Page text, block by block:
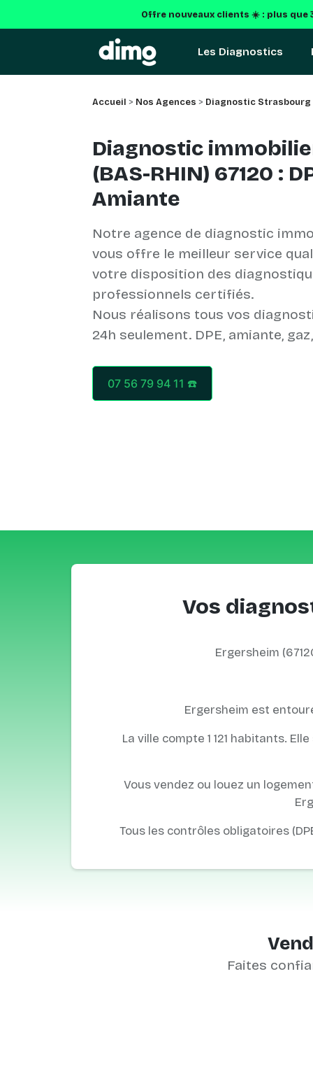
Offre nouveaux clients ☀️ : plus que
Les Diagnostics
Accueil > Nos Agences > Diagnostic Strasbourg
Diagnostic
(BAS-RHIN) 67120 :
Amiante
Notre agence de diagnostic
vous offre le meilleur service
votre disposition des
professionnels certifiés.
Nous réalisons tous vos
07 56 79 94 11 ☎️
Vos
Ergersheim
Ergersheim est
La ville compte 1 121 habitants.
Vous vendez ou louez un
Tous les contrôles obligatoires
Faites